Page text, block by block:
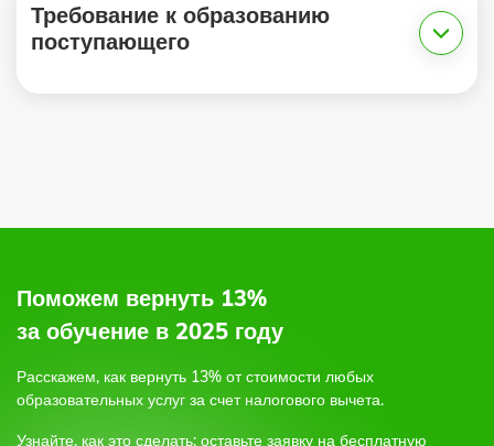
по форме обратной связи на сайте,
3.
4.
Требование к образованию
поступающего
Поможем вернуть 13%
за обучение в 2025 году
Расскажем, как вернуть 13% от стоимости любых
образовательных услуг за счет налогового вычета.
Узнайте, как это сделать: оставьте заявку на бесплатную